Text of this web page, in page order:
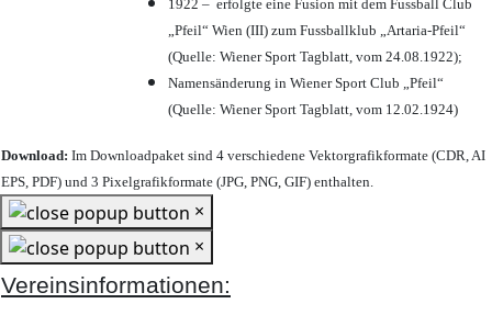
1922 – erfolgte eine Fusion mit dem Fussball Club
„Pfeil“ Wien (III) zum Fussballklub „Artaria-Pfeil“
(Quelle: Wiener Sport Tagblatt, vom 24.08.1922);
Namensänderung in Wiener Sport Club „Pfeil“
(Quelle: Wiener Sport Tagblatt, vom 12.02.1924)
Download: Im Downloadpaket sind 4 verschiedene Vektorgrafikformate (CDR, AI
EPS, PDF) und 3 Pixelgrafikformate (JPG, PNG, GIF) enthalten.
×
×
Vereinsinformationen: